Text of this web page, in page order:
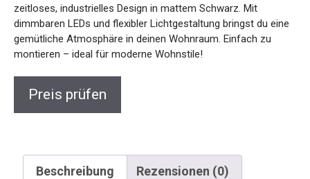
zeitloses, industrielles Design in mattem Schwarz. Mit
dimmbaren LEDs und flexibler Lichtgestaltung bringst du eine
gemütliche Atmosphäre in deinen Wohnraum. Einfach zu
montieren – ideal für moderne Wohnstile!
Preis prüfen
Beschreibung Rezensionen (0)